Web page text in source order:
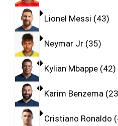
Lionel Messi 43
Neymar Jr 35
Kylian Mbappe 42
Karim Benzema 23
Cristiano Ronaldo